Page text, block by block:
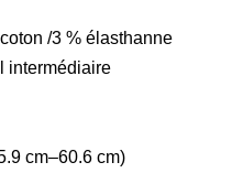
/3 % élasthanne
intermédiaire
cm–60.6 cm)